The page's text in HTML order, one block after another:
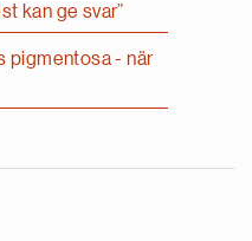
kan ge svar”
pigmentosa - när